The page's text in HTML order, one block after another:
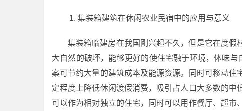
集装箱建筑在休闲农业民宿中的应用与意义
集装箱临建房在我国刚兴起不久，但是它在度
大自然的破坏，能够更好的使住宅融于环境，体味
案可节约大量的建筑成本及能源资源。同时可移动
定程度上降低休闲渡假消费，吸引占人口大多数的
可以作为相对独立的住宅，同时可以用作餐厅、超